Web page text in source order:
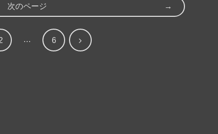
次のページ
… 6 次